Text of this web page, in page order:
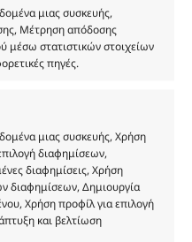
μιας συσκευής,
Μέτρηση απόδοσης
μέσω στατιστικών στοιχείων
πηγές.
μιας συσκευής, Χρήση
διαφημίσεων,
διαφημίσεις, Χρήση
διαφημίσεων, Δημιουργία
Χρήση προφίλ για επιλογή
και βελτίωση
σήματα των
και
των
ενδέχεται να